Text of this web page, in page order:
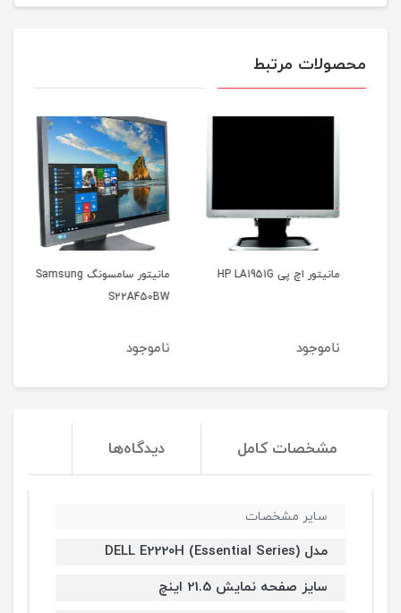
محصولات مرتبط
مانیتور اچ پی HP LA1951G
ناموجود
مانیتور سامسونگ Samsung
S22A450BW
ناموجود
مشخصات کامل دیدگاه‌ها
سایر مشخصات
مدل DELL E2220H (Essential Series)
سایز صفحه نمایش 21.5 اینچ